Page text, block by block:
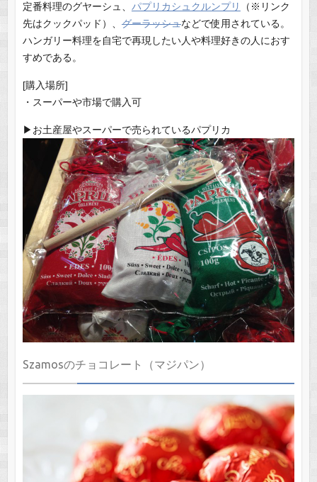
定番料理のグヤーシュ、 パプリカシュクルンプリ
（※リンク
先はクックパッド）、 グーラッシュなどで使用されている。
ハンガリー料理を自宅で再現したい人や料理好きの人におす
すめである。
[購入場所]
・スーパーや市場で購入可
▶︎お土産屋やスーパーで売られているパプリカ
Szamosのチョコレート（マジパン）